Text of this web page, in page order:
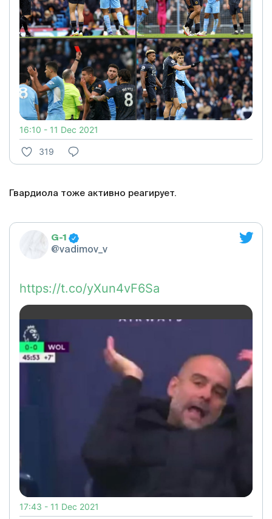
16:10 - 11 Dec 2021
319
Гвардиола тоже активно реагирует.
G-1
@vadimov_v
https://t.co/yXun4vF6Sa
17:43 - 11 Dec 2021